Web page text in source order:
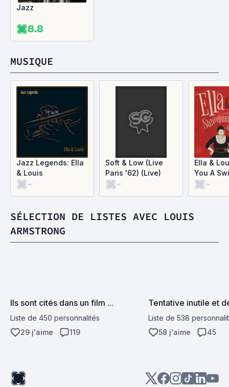
Jazz
8.8
MUSIQUE
Jazz Legends: Ella
& Louis
-
Soft & Low (Live
Paris '62) (Live)
-
Ella &
You A
Holiday
-
SÉLECTION DE LISTES AVEC LOUIS
ARMSTRONG
Ils sont cités dans un film ...
Liste de 450 personnalités
29 j'aime
119
Tentative inutile et
Liste de 538
58 j'aime
45